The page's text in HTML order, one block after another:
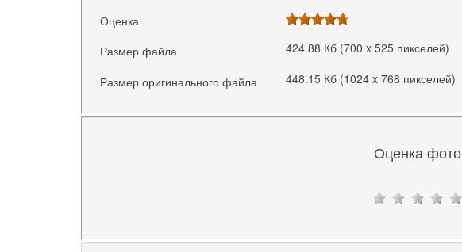
Оценка
Размер файла
424.88 Кб (700 x 525 пикселей)
Размер оригинального файла 448.15 Кб (1024 x 768 пикселей)
Оценка фото